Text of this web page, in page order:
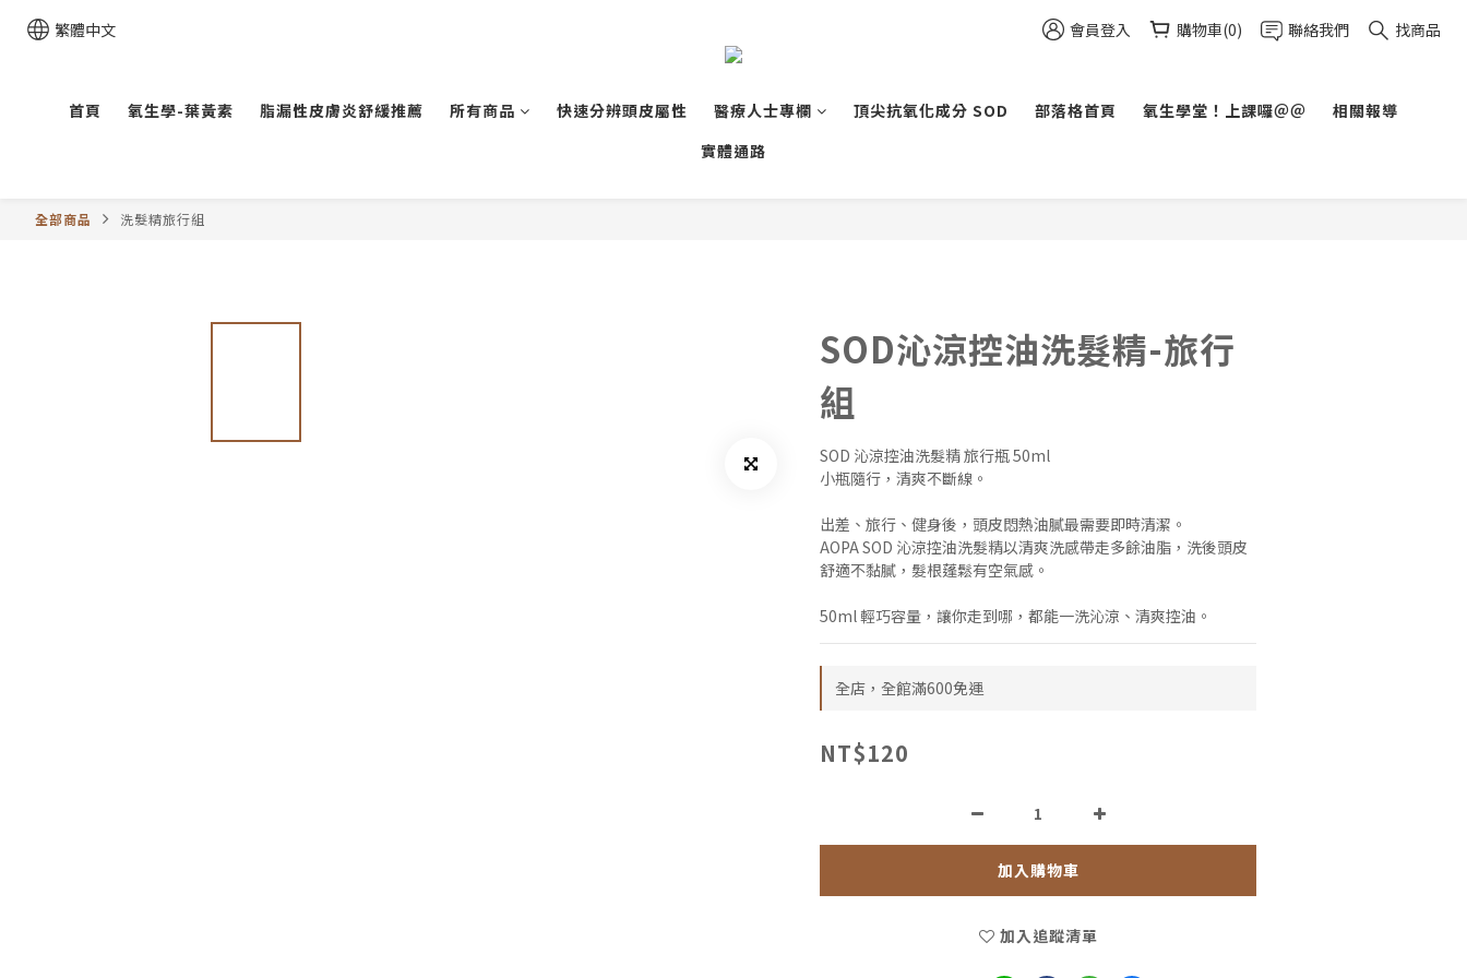
繁體中文 會員登入 購物車(0) 聯絡我們 找商品
首頁 氧生學-葉黃素 脂漏性皮膚炎舒緩推薦 所有商品 快速分辨頭皮屬性 醫療人士專欄 頂尖抗氧化成分 SOD 部落格首頁 氧生學堂！上課囉＠＠
相關報導
實體通路
全部商品 洗髮精旅行組
SOD沁涼控油洗髮精-旅行
組
SOD 沁涼控油洗髮精 旅行瓶 50ml
小瓶隨行，清爽不斷線。
出差、旅行、健身後，頭皮悶熱油膩最需要即時清潔。
AOPA SOD 沁涼控油洗髮精以清爽洗感帶走多餘油脂，洗後頭皮
舒適不黏膩，髮根蓬鬆有空氣感。
50ml 輕巧容量，讓你走到哪，都能一洗沁涼、清爽控油。
全店，全館滿600免運
NT$120
加入購物車
加入追蹤清單